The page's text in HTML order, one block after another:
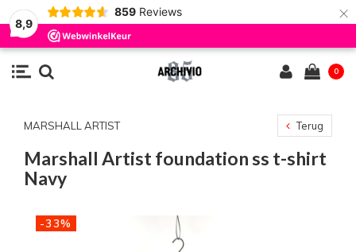
8,9
859 Reviews ×
0
MARSHALL ARTIST Terug
Marshall Artist foundation ss t-shirt
Navy
-33%